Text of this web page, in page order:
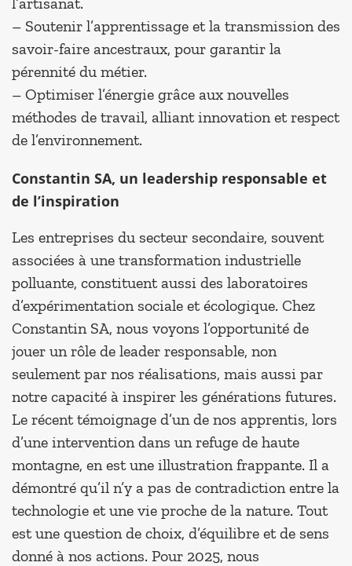
– Soutenir l’apprentissage et la transmission des
savoir-faire ancestraux, pour garantir la
pérennité du métier.
– Optimiser l’énergie grâce aux nouvelles
méthodes de travail, alliant innovation et respect
de l’environnement.
Constantin SA, un leadership responsable et
de l’inspiration
Les entreprises du secteur secondaire, souvent
associées à une transformation industrielle
polluante, constituent aussi des laboratoires
d’expérimentation sociale et écologique. Chez
Constantin SA, nous voyons l’opportunité de
jouer un rôle de leader responsable, non
seulement par nos réalisations, mais aussi par
notre capacité à inspirer les générations futures.
Le récent témoignage d’un de nos apprentis, lors
d’une intervention dans un refuge de haute
montagne, en est une illustration frappante. Il a
démontré qu’il n’y a pas de contradiction entre la
technologie et une vie proche de la nature. Tout
est une question de choix, d’équilibre et de sens
donné à nos actions. Pour 2025, nous